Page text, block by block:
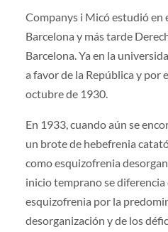
Companys i Micó estudió en
Barcelona y más tarde
Barcelona. Ya en la
a favor de la República y por
octubre de 1930.
En 1933, cuando aún se
un brote de hebefrenia
como esquizofrenia
inicio temprano se
esquizofrenia por la
desorganización y de los